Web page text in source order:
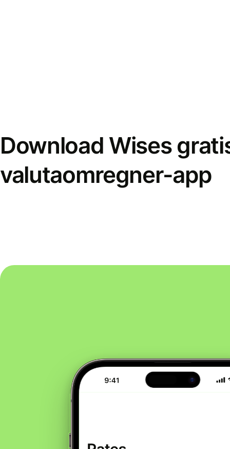
Download Wises
valutaomregner-app